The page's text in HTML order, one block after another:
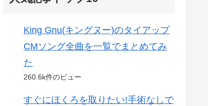
King Gnu(キングヌー)のタイアップ
CMソング全曲を一覧でまとめてみ
た
260.6k件のビュー
すぐにほくろを取りたい!手術なしで